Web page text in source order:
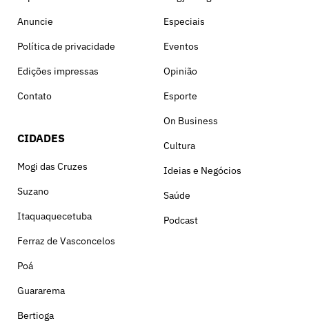
Anuncie
Política de privacidade
Edições impressas
Contato
CIDADES
Mogi das Cruzes
Suzano
Itaquaquecetuba
Ferraz de Vasconcelos
Poá
Guararema
Bertioga
Especiais
Eventos
Opinião
Esporte
On Business
Cultura
Ideias e Negócios
Saúde
Podcast